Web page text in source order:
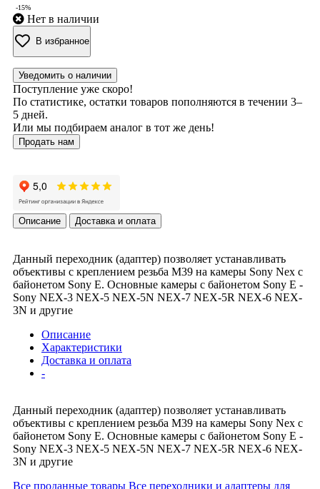
-15%
Нет в наличии
В избранное
Уведомить о наличии
Поступление уже скоро!
По статистике, остатки товаров пополняются в течении 3–
5 дней.
Или мы подбираем аналог в тот же день!
Продать нам
Описание Доставка и оплата
Данный переходник (адаптер) позволяет устанавливать
объективы с креплением резьба М39 на камеры Sony Nex с
байонетом Sony E. Основные камеры с байонетом Sony E -
Sony NEX-3 NEX-5 NEX-5N NEX-7 NEX-5R NEX-6 NEX-
3N и другие
Описание
Характеристики
Доставка и оплата
-
Данный переходник (адаптер) позволяет устанавливать
объективы с креплением резьба М39 на камеры Sony Nex с
байонетом Sony E. Основные камеры с байонетом Sony E -
Sony NEX-3 NEX-5 NEX-5N NEX-7 NEX-5R NEX-6 NEX-
3N и другие
Все проданные товары Все переходники и адаптеры для